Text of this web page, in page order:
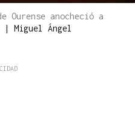
Ourense anocheció a
| Miguel Ángel